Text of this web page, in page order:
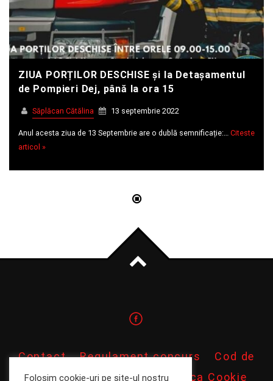
ZIUA PORȚILOR DESCHISE și la Detașamentul
de Pompieri Dej, până la ora 15
Săplăcan Cătălina 13 septembrie 2022
Anul acesta ziua de 13 Septembrie are o dublă semnificație:… Citeste
articol »
Contact Regulament concurs
Cod de
conduita profesionala
Politica Cookie
Folosim cookie-uri pe site-ul nostru